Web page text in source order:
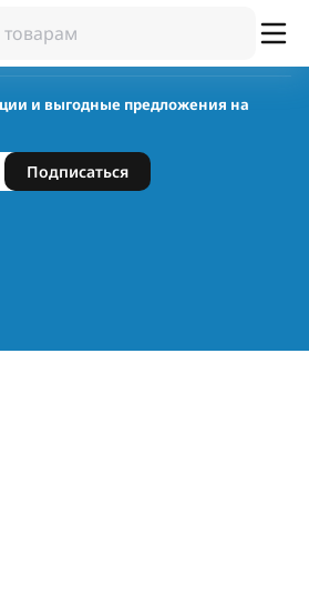
и выгодные предложения на
Подписаться